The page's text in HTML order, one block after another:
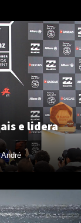
e lidera